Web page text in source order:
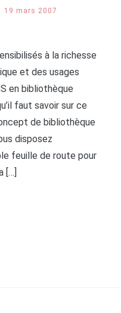
19 mars 2007
à la richesse
et des usages
en bibliothèque
faut savoir sur ce
de bibliothèque
disposez
feuille de route pour
[…]